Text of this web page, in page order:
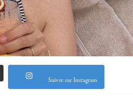
Suivre sur Instagram